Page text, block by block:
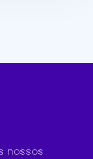
nossos